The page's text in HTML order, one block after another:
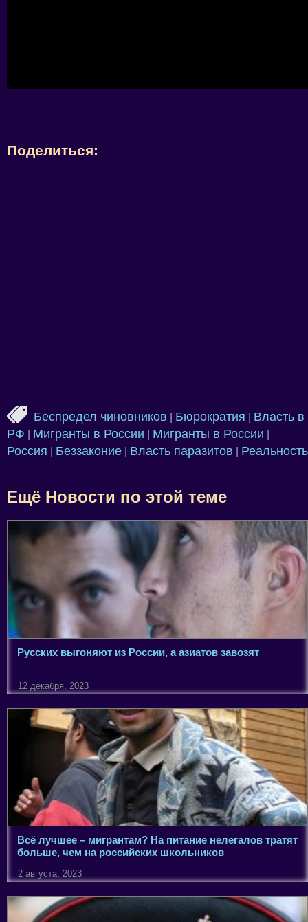
Поделиться:
Беспредел чиновников Бюрократия
Власть в
РФ
Мигранты в России Мигранты в России
Россия Беззаконие Власть паразитов Реальность
Ещё Новости по этой теме
Русских выгоняют из России, а азиатов завозят
12 декабря, 2023
Всё лучшее – мигрантам? На питание нелегалов тратят
больше, чем на российских школьников
2 августа, 2023